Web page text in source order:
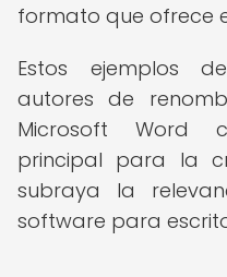
formato que ofrece
Estos ejemplos
autores de
Microsoft Word
principal para la
subraya la
software para